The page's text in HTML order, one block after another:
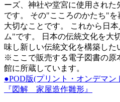
ーズ、神社や堂宮に使用され
です。 その"こころのかたち"
大切なことです。 これから日
ム"です。 日本の伝統文化を大
味し新しい伝統文化を構築した
※ここで販売する電子図書の原
館に所蔵しています。
●POD版(プリント・オンデ
『図解 家屋造作雛形』